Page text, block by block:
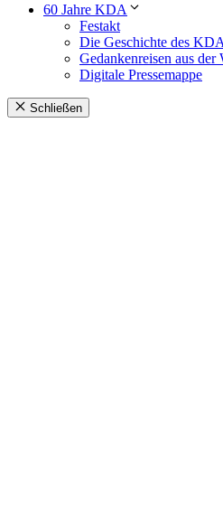
60 Jahre KDA
Festakt
Die Geschichte des KDA
Gedankenreisen aus der
Digitale Pressemappe
Schließen